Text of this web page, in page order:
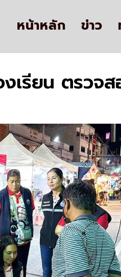
หน้าหลัก ข่าว
เรียน ตรวจ